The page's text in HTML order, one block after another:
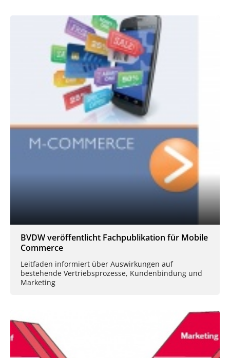
BVDW veröffentlicht Fachpublikation für Mobile
Commerce
Leitfaden informiert über Auswirkungen auf
bestehende Vertriebsprozesse, Kundenbindung und
Marketing